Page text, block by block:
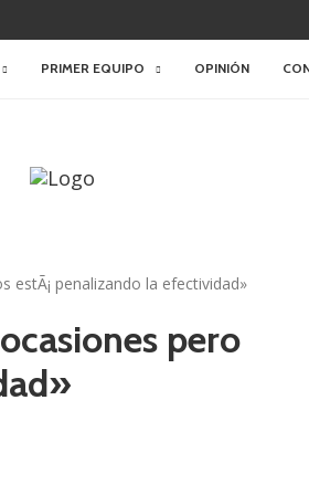
PRIMER EQUIPO OPINIÓN
estÃ¡ penalizando la efectividad»
pero